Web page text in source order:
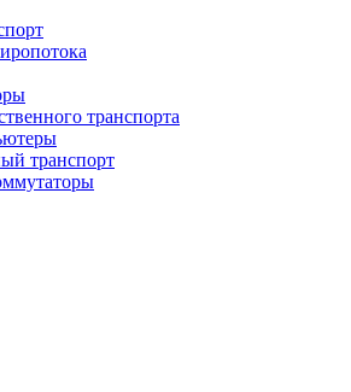
транспорта
транспорт